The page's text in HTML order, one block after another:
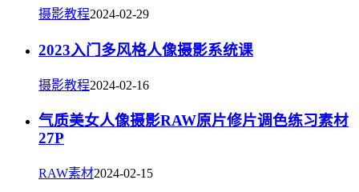
摄影教程2024-02-29
2023入门多风格人像摄影系统课
摄影教程2024-02-16
气质美女人像摄影RAW原片修片调色练习素材
27P
RAW素材2024-02-15